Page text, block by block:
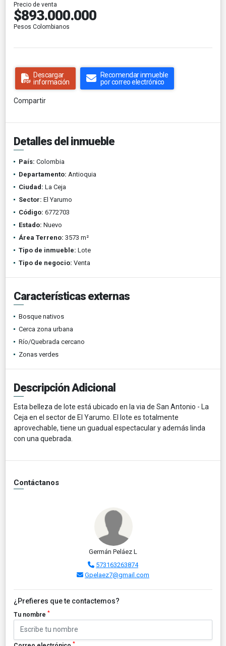
Precio de venta
$893.000.000
Pesos Colombianos
Descargar
información
Recomendar inmueble
por correo electrónico
Compartir
Detalles del inmueble
País: Colombia
Departamento: Antioquia
Ciudad: La Ceja
Sector: El Yarumo
Código: 6772703
Estado: Nuevo
Área Terreno: 3573 m²
Tipo de inmueble: Lote
Tipo de negocio: Venta
Características externas
Bosque nativos
Cerca zona urbana
Río/Quebrada cercano
Zonas verdes
Descripción Adicional
Esta belleza de lote está ubicado en la via de San Antonio - La
Ceja en el sector de El Yarumo. El lote es totalmente
aprovechable, tiene un guadual espectacular y además linda
con una quebrada.
Contáctanos
Germán Peláez L
573163263874
Gpelaez7@gmail.com
¿Prefieres que te contactemos?
Tu nombre *
*